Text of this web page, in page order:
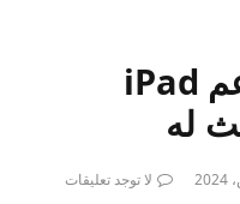
يقدم Snapchat دعم iPad
له
لا توجد تعليقات